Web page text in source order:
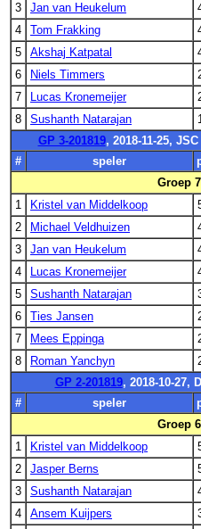
3
Jan van Heukelum
4
Tom Frakking
5
Akshaj Katpatal
6
Niels Timmers
7
Lucas Kronemeijer
8
Sushanth Natarajan
GP 3-201819, 2018-11-25,
#
speler
Groep
1
Kristel van Middelkoop
2
Michael Veldhuizen
3
Jan van Heukelum
4
Lucas Kronemeijer
5
Sushanth Natarajan
6
Ties Jansen
7
Mees Eppinga
8
Roman Yanchyn
GP 2-201819, 2018-10-27,
#
speler
Groep
1
Kristel van Middelkoop
2
Jasper Berns
3
Sushanth Natarajan
4
Ansem Kuijpers